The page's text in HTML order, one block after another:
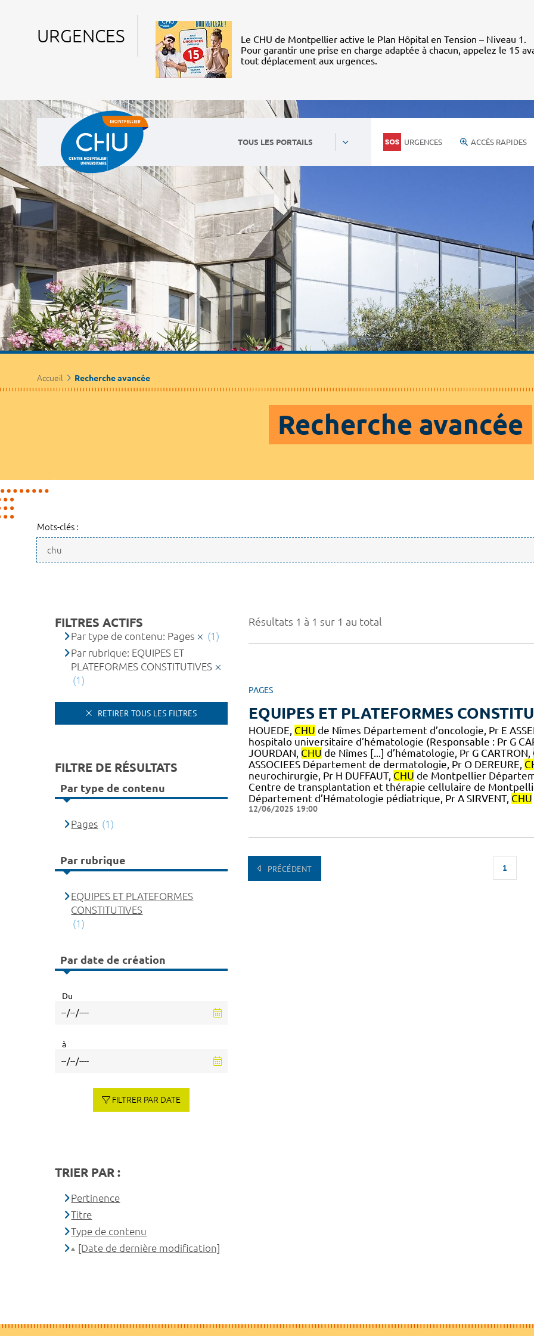
URGENCES
Le CHU de Montpellier active le Plan Hôpital en Tension – Niveau 1.
Pour garantir une prise en charge adaptée à chacun, appelez le 15
tout déplacement aux urgences.
TOUS LES PORTAILS URGENCES ACCÈS RAPIDES
Accueil Recherche avancée
Recherche avancée
Mots-clés :
Résultats 1 à 1 sur 1 au total
PAGES
EQUIPES ET PLATEFORMES
HOUEDE, CHU de Nîmes Département d’oncologie, Pr E
hospitalo universitaire d’hématologie (Responsable : Pr G
JOURDAN, CHU de Nîmes [...] d’hématologie, Pr G CARTRON,
ASSOCIEES Département de dermatologie, Pr O DEREURE,
neurochirurgie, Pr H DUFFAUT, CHU de Montpellier
Centre de transplantation et thérapie cellulaire de
Département d’Hématologie pédiatrique, Pr A SIRVENT, CHU
12/06/2025 19:00
PRÉCÉDENT 1
FILTRES ACTIFS
Par type de contenu: Pages
(1)
Par rubrique: EQUIPES ET
PLATEFORMES CONSTITUTIVES
(1)
RETIRER TOUS LES FILTRES
FILTRE DE RÉSULTATS
Par type de contenu
Pages (1)
Par rubrique
EQUIPES ET PLATEFORMES
CONSTITUTIVES
(1)
Par date de création
Du
à
FILTRER PAR DATE
TRIER PAR :
Pertinence
Titre
Type de contenu
[Date de dernière modification]